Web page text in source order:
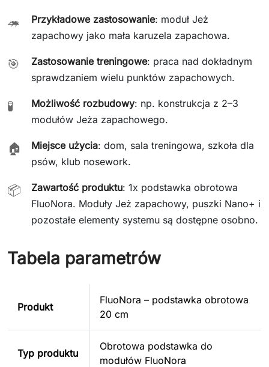
🦔 Przykładowe zastosowanie: moduł Jeż
zapachowy jako mała karuzela zapachowa.
🎯 Zastosowanie treningowe: praca nad dokładnym
sprawdzaniem wielu punktów zapachowych.
🧪 Możliwość rozbudowy: np. konstrukcja z 2–3
modułów Jeża zapachowego.
🏠 Miejsce użycia: dom, sala treningowa, szkoła dla
psów, klub nosework.
📦 Zawartość produktu: 1x podstawka obrotowa
FluoNora. Moduły Jeż zapachowy, puszki Nano+ i
pozostałe elementy systemu są dostępne osobno.
Tabela parametrów
Produkt
FluoNora – podstawka obrotowa
20 cm
Typ produktu
Obrotowa podstawka do
modułów FluoNora